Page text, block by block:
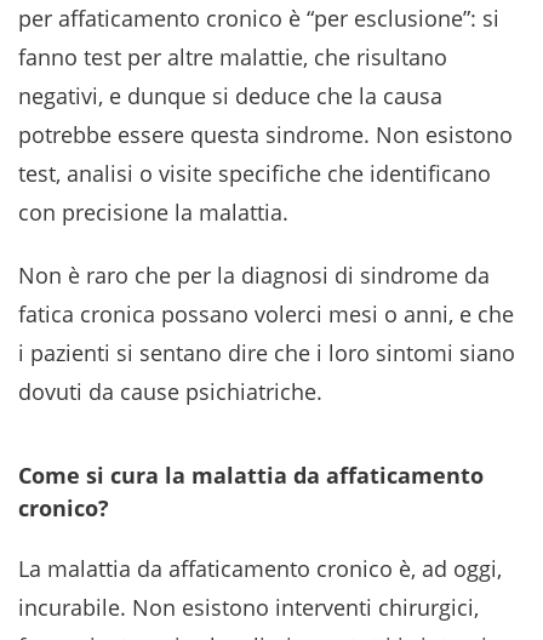
per affaticamento cronico è “per esclusione”: si
fanno test per altre malattie, che risultano
negativi, e dunque si deduce che la causa
potrebbe essere questa sindrome. Non esistono
test, analisi o visite specifiche che identificano
con precisione la malattia.
Non è raro che per la diagnosi di sindrome da
fatica cronica possano volerci mesi o anni, e che
i pazienti si sentano dire che i loro sintomi siano
dovuti da cause psichiatriche.
Come si cura la malattia da affaticamento
cronico?
La malattia da affaticamento cronico è, ad oggi,
incurabile. Non esistono interventi chirurgici,